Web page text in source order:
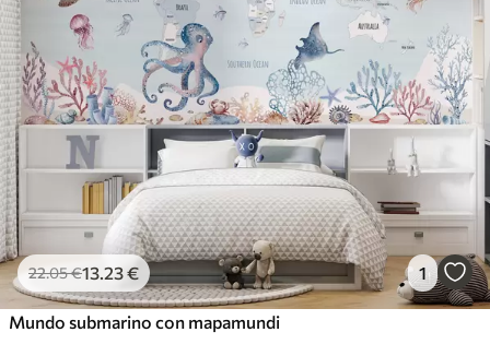
22.05€13 .23€ 1
Mundo submarino con mapamundi